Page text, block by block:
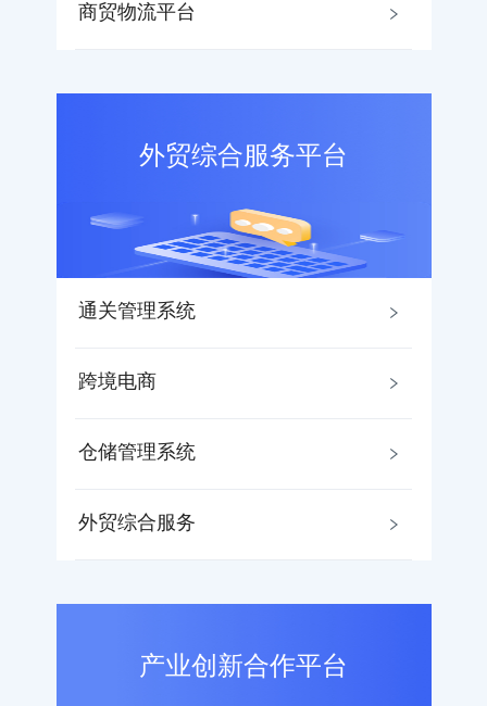
商贸物流平台
外贸综合服务平台
通关管理系统
跨境电商
仓储管理系统
外贸综合服务
产业创新合作平台